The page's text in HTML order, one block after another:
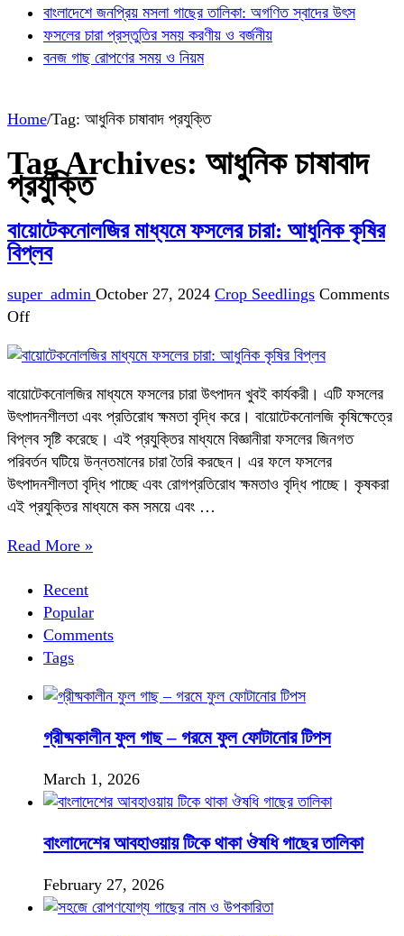
বাংলাদেশে জনপ্রিয় মসলা গাছের তালিকা: অগণিত স্বাদের উৎস
ফসলের চারা প্রস্তুতির সময় করণীয় ও বর্জনীয়
বনজ গাছ রোপণের সময় ও নিয়ম
Home/Tag: আধুনিক চাষাবাদ প্রযুক্তি
Tag Archives: আধুনিক চাষাবাদ
প্রযুক্তি
বায়োটেকনোলজির মাধ্যমে ফসলের চারা: আধুনিক কৃষির
বিপ্লব
super_admin October 27, 2024 Crop Seedlings Comments
Offon
মাধ্যমে
ফসলের
চারা:
আধুনিক
কৃষির
বিপ্লব
বায়োটেকনোলজির মাধ্যমে ফসলের চারা উৎপাদন খুবই কার্যকরী। এটি ফসলের
উৎপাদনশীলতা এবং প্রতিরোধ ক্ষমতা বৃদ্ধি করে। বায়োটেকনোলজি কৃষিক্ষেত্রে
বিপ্লব সৃষ্টি করেছে। এই প্রযুক্তির মাধ্যমে বিজ্ঞানীরা ফসলের জিনগত
পরিবর্তন ঘটিয়ে উন্নতমানের চারা তৈরি করছেন। এর ফলে ফসলের
উৎপাদনশীলতা বৃদ্ধি পাচ্ছে এবং রোগপ্রতিরোধ ক্ষমতাও বৃদ্ধি পাচ্ছে। কৃষকরা
এই প্রযুক্তির মাধ্যমে কম সময়ে এবং …
Read More »
Recent
Popular
Comments
Tags
গ্রীষ্মকালীন ফুল গাছ – গরমে ফুল ফোটানোর টিপস
March 1, 2026
বাংলাদেশের আবহাওয়ায় টিকে থাকা ঔষধি গাছের তালিকা
February 27, 2026